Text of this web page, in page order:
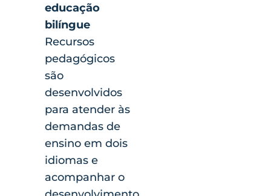
educação
bilíngue
Recursos
pedagógicos
são
desenvolvidos
para atender às
demandas de
ensino em dois
idiomas e
acompanhar o